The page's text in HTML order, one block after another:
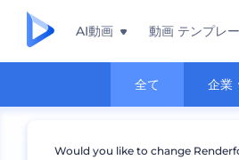
AI動画 動画 テンプレ
全て 企業
Would you like to change